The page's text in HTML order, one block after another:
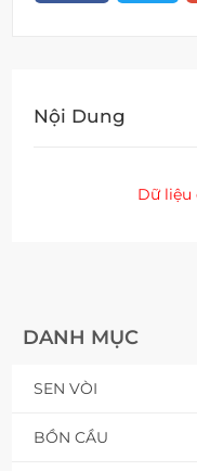
DANH MỤC
SEN VÒI
BỒN CẦU
Nội Dung
Dữ liệu